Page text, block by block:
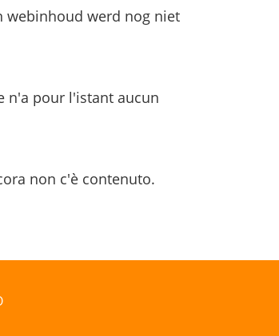
webinhoud werd nog niet
n'a pour l'istant aucun
non c'è contenuto.